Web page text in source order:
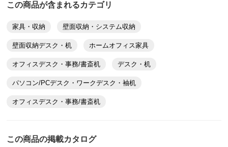
この商品が含まれるカテゴリ
家具・収納 壁面収納・システム収納
壁面収納デスク・机 ホームオフィス家具
オフィスデスク・事務/書斎机 デスク・机
パソコン/PCデスク・ワークデスク・袖机
オフィスデスク・事務/書斎机
この商品の掲載カタログ